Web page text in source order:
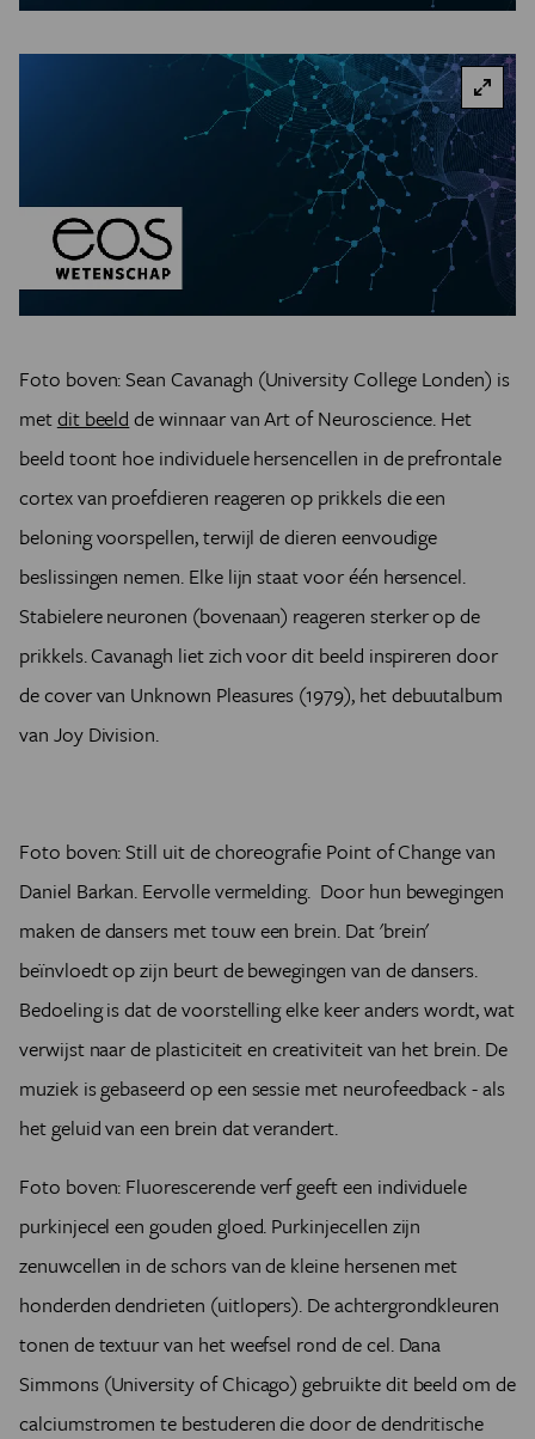
Foto boven: Sean Cavanagh (University College Londen) is
metdit beeld de winnaar van Art of Neuroscience. Het
beeld toont hoe individuele hersencellen in de prefrontale
cortex van proefdieren reageren op prikkels die een
beloning voorspellen, terwijl de dieren eenvoudige
beslissingen nemen. Elke lijn staat voor één hersencel.
Stabielere neuronen (bovenaan) reageren sterker op de
prikkels. Cavanagh liet zich voor dit beeld inspireren door
de cover van Unknown Pleasures (1979), het debuutalbum
van Joy Division.
Foto boven: Still uit de choreografie Point of Change van
Daniel Barkan. Eervolle vermelding. Door hun bewegingen
maken de dansers met touw een brein. Dat 'brein'
beïnvloedt op zijn beurt de bewegingen van de dansers.
Bedoeling is dat de voorstelling elke keer anders wordt, wat
verwijst naar de plasticiteit en creativiteit van het brein. De
muziek is gebaseerd op een sessie met neurofeedback - als
het geluid van een brein dat verandert.
Foto boven: Fluorescerende verf geeft een individuele
purkinjecel een gouden gloed. Purkinjecellen zijn
zenuwcellen in de schors van de kleine hersenen met
honderden dendrieten (uitlopers). De achtergrondkleuren
tonen de textuur van het weefsel rond de cel. Dana
Simmons (University of Chicago) gebruikte dit beeld om de
calciumstromen te bestuderen die door de dendritische